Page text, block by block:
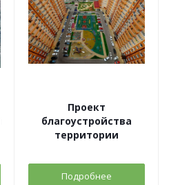
Проект
благоустройства
территории
Подробнее